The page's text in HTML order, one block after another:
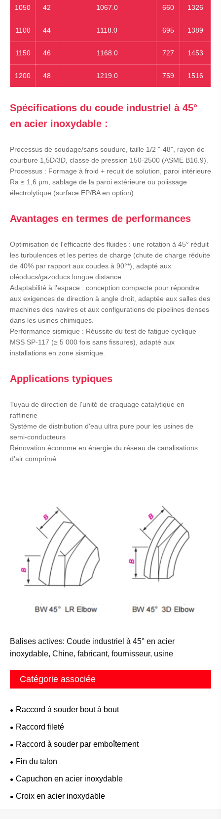
1050 42 1067.0 660 1326
1100 44 1118.0 695 1389
1150 46 1168.0 727 1453
1200 48 1219.0 759 1516
Spécifications du coude industriel à 45°
en acier inoxydable :
Processus de soudage/sans soudure, taille 1/2 "-48", rayon de
courbure 1,5D/3D, classe de pression 150-2500 (ASME B16.9).
Processus : Formage à froid + recuit de solution, paroi intérieure
Ra ≤ 1,6 μm, sablage de la paroi extérieure ou polissage
électrolytique (surface EP/BA en option).
Avantages en termes de performances
Optimisation de l'efficacité des fluides : une rotation à 45° réduit
les turbulences et les pertes de charge (chute de charge réduite
de 40% par rapport aux coudes à 90°*), adapté aux
oléoducs/gazoducs longue distance.
Adaptabilité à l'espace : conception compacte pour répondre
aux exigences de direction à angle droit, adaptée aux salles des
machines des navires et aux configurations de pipelines denses
dans les usines chimiques.
Performance sismique : Réussite du test de fatigue cyclique
MSS SP-117 (≥ 5 000 fois sans fissures), adapté aux
installations en zone sismique.
Applications typiques
Tuyau de direction de l'unité de craquage catalytique en
raffinerie
Système de distribution d'eau ultra pure pour les usines de
semi-conducteurs
Rénovation économe en énergie du réseau de canalisations
d'air comprimé
Balises actives: Coude industriel à 45° en acier
inoxydable, Chine, fabricant, fournisseur, usine
Catégorie associée
Raccord à souder bout à bout
Raccord fileté
Raccord à souder par emboîtement
Fin du talon
Capuchon en acier inoxydable
Croix en acier inoxydable